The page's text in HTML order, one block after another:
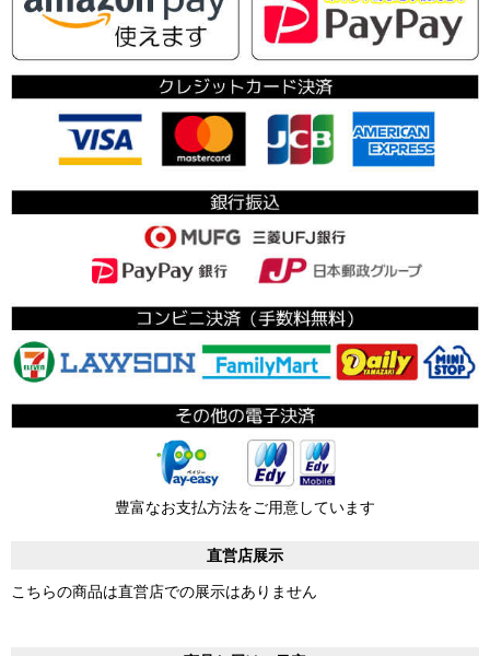
豊富なお支払方法をご用意しています
直営店展示
こちらの商品は直営店での展示はありません